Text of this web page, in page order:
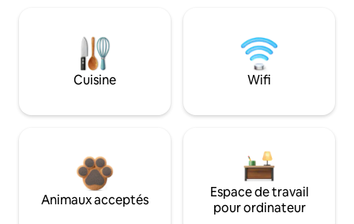
Cuisine Wifi
Animaux acceptés
Espace de travail
pour ordinateur